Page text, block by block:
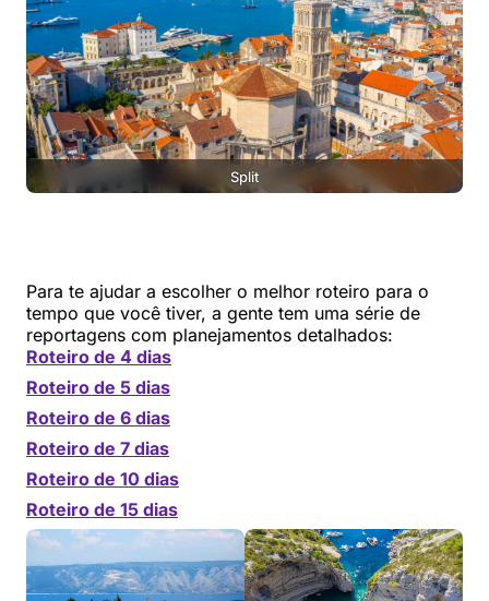
Split
Para te ajudar a escolher o melhor roteiro para o
tempo que você tiver, a gente tem uma série de
reportagens com planejamentos detalhados:
Roteiro de 4 dias
Roteiro de 5 dias
Roteiro de 6 dias
Roteiro de 7 dias
Roteiro de 10 dias
Roteiro de 15 dias